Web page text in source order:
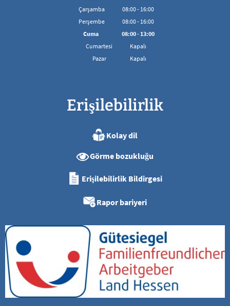
08:00'den 16:00'ya kadar
Çarşamba 08:00- 16:00
08:00'den 16:00'ya kadar
Perşembe 08:00- 16:00
08:00'den 16:00'ya kadar
Cuma 08:00- 13:00
08:00 - 13:00 arası
Cumartesi
Kapalı
Pazar
Kapalı
Erişilebilirlik
Kolay dil
Görme bozukluğu
Erişilebilirlik Bildirgesi
Rapor bariyeri